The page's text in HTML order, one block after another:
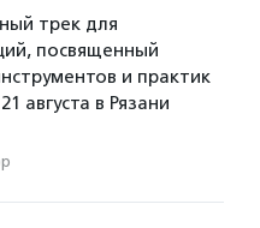
трек для
посвященный
и практик
августа в Рязани